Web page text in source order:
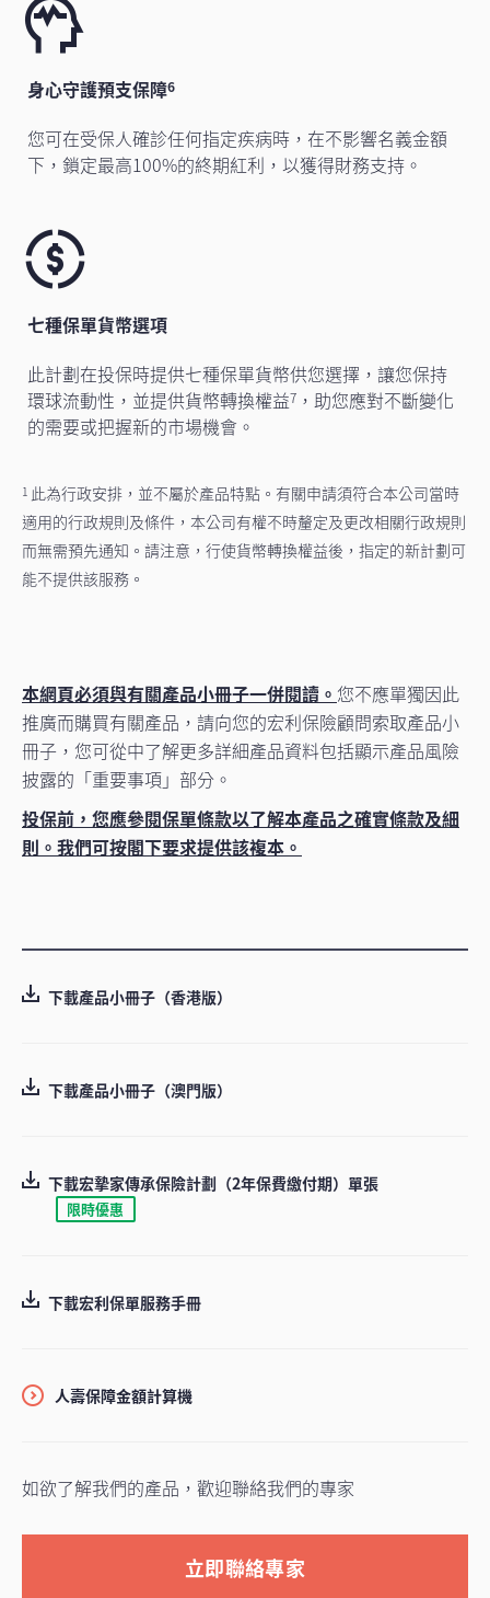
身心守護預支保障6
您可在受保人確診任何指定疾病時，在不影響名義金額
下，鎖定最高100%的終期紅利，以獲得財務支持。
七種保單貨幣選項
此計劃在投保時提供七種保單貨幣供您選擇，讓您保持
環球流動性，並提供貨幣轉換權益7 ，助您應對不斷變化
的需要或把握新的市場機會。
1 此為行政安排，並不屬於產品特點。有關申請須符合本公司當時
適用的行政規則及條件，本公司有權不時釐定及更改相關行政規則
而無需預先通知。請注意，行使貨幣轉換權益後，指定的新計劃可
能不提供該服務。
本網頁必須與有關產品小冊子一併閱讀。 您不應單獨因此
推廣而購買有關產品，請向您的宏利保險顧問索取產品小
冊子，您可從中了解更多詳細產品資料包括顯示產品風險
披露的「重要事項」部分。
投保前，您應參閱保單條款以了解本產品之確實條款及細
則。我們可按閣下要求提供該複本。
下載產品小冊子（香港版）
下載產品小冊子（澳門版）
下載宏摯家傳承保險計劃（2年保費繳付期）單張
限時優惠
下載宏利保單服務手冊
人壽保障金額計算機
如欲了解我們的產品，歡迎聯絡我們的專家
立即聯絡專家